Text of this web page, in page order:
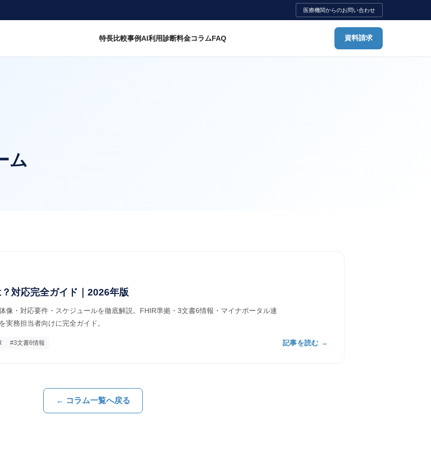
医療機関からのお問い合わせ
特長比較事例AI利用診断料金コラムFAQ 資料請求
ム
対応完全ガイド｜2026年版
像・対応要件・スケジュールを徹底解説。FHIR準拠・3文書6情報・マイナポータル連
実務担当者向けに完全ガイド。
#3文書6情報 記事を読む →
← コラム一覧へ戻る